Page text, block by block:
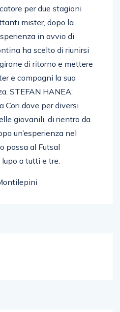
per due stagioni
mister, dopo la
in avvio di
ha scelto di riunirsi
di ritorno e mettere
e compagni la sua
STEFAN HANEA:
Cori dove per diversi
giovanili, di rientro da
un’esperienza nel
passa al Futsal
a tutti e tre.